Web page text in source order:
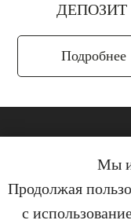
ДЕПОЗИТ
Подробнее
Политика
Договор оферты
Согласие на обработку
Мы
Продолжая
с